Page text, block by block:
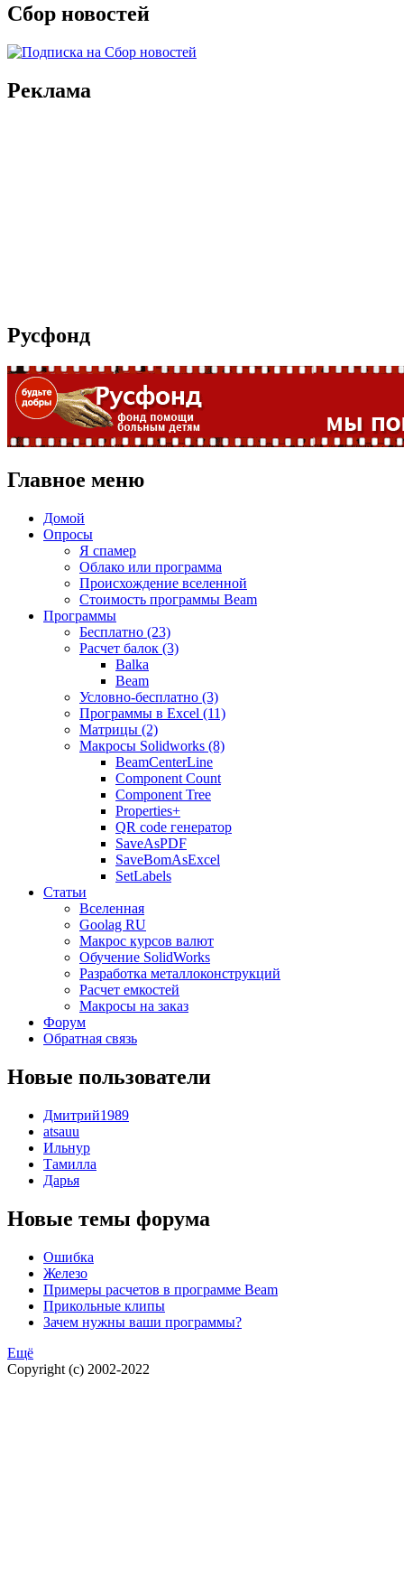
Сбор новостей
Реклама
Русфонд
Главное меню
Домой
Опросы
Я спамер
Облако или программа
Происхождение вселенной
Стоимость программы Beam
Программы
Бесплатно (23)
Расчет балок (3)
Balka
Beam
Условно-бесплатно (3)
Программы в Excel (11)
Матрицы (2)
Макросы Solidworks (8)
BeamCenterLine
Component Count
Component Tree
Properties+
QR code генератор
SaveAsPDF
SaveBomAsExcel
SetLabels
Статьи
Вселенная
Goolag RU
Макрос курсов валют
Обучение SolidWorks
Разработка металлоконструкций
Расчет емкостей
Макросы на заказ
Форум
Обратная связь
Новые пользователи
Дмитрий1989
atsauu
Ильнур
Тамилла
Дарья
Новые темы форума
Ошибка
Железо
Примеры расчетов в программе Beam
Прикольные клипы
Зачем нужны ваши программы?
Ещё
Copyright (c) 2002-2022